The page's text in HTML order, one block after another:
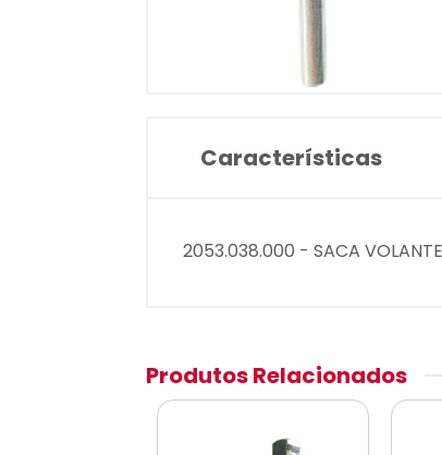
Características
2053.038.000 - SACA
Produtos Relacionados